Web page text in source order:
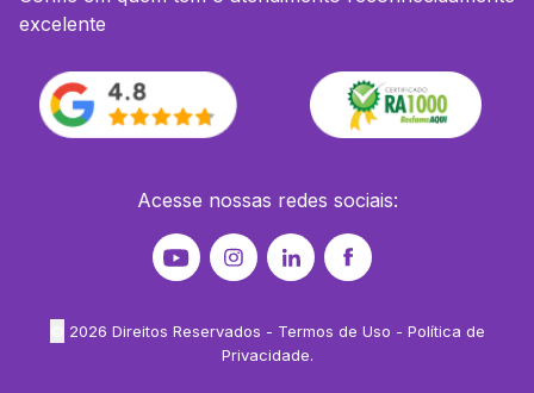
excelente
Acesse nossas redes sociais:
2026 Direitos Reservados - Termos de Uso - Política de
Privacidade.